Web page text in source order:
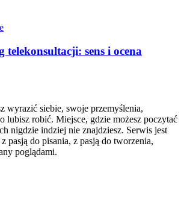
telekonsultacji: sens i ocena
wyrazić siebie, swoje przemyślenia,
lubisz robić. Miejsce, gdzie możesz poczytać
nigdzie indziej nie znajdziesz. Serwis jest
pasją do pisania, z pasją do tworzenia,
poglądami.